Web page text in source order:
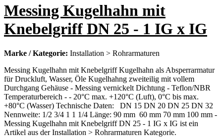
Messing Kugelhahn mit
Knebelgriff DN 25 - 1 IG x IG
Marke / Kategorie: Installation > Rohrarmaturen
Messing Kugelhahn mit Knebelgriff Kugelhahn als Absperrarmatur
für Druckluft, Wasser, Öle Kugelhahng zweiteilig mit vollem
Durchgang Gehäuse - Messing vernickelt Dichtung - Teflon/NBR
Temperaturbereich - - 20°C max. +120°C (Luft), 0°C bis max.
+80°C (Wasser) Technische Daten: DN 15 DN 20 DN 25 DN 32
Nennweite: 1/2 3/4 1 1 1/4 Länge: 90 mm 60 mm 70 mm 100 mm -
Messing Kugelhahn mit Knebelgriff DN 25 - 1 IG x IG ist ein
Artikel aus der Installation > Rohrarmaturen Kategorie.